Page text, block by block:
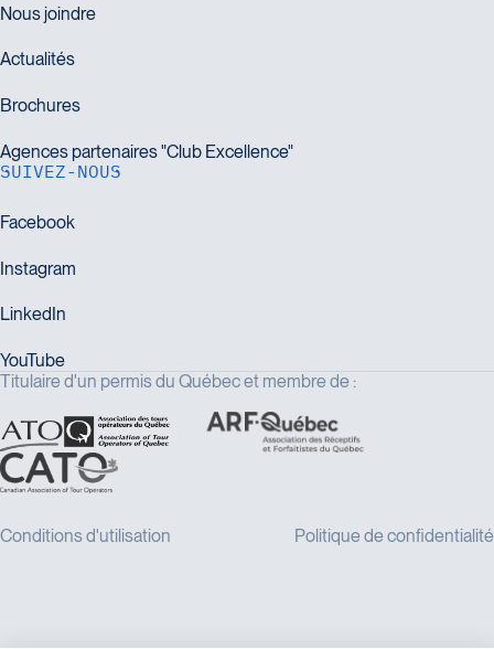
SUIVEZ-NOUS
Titulaire d'un permis du Québec et membre de :